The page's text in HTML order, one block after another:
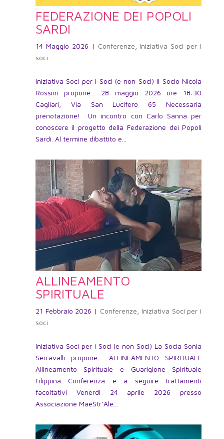
FEDERAZIONE DEI POPOLI
SARDI
14 Maggio 2026 | Conferenze
Iniziativa Soci per i
soci
Iniziativa Soci per i Soci (e non Soci) Il Socio Nicola
Rossini propone… 28 maggio 2026 ore 18:30
Cagliari, Via San Lucifero 65 Necessaria
prenotazione! Un incontro con Carlo Sanna per
conoscere il progetto della Federazione dei Popoli
Sardi. Al termine dibattito e...
ALLINEAMENTO
SPIRITUALE
21 Febbraio 2026 | Conferenze
Iniziativa Soci per i
soci
Iniziativa Soci per i Soci (e non Soci) La Socia Sonia
Serravalli propone… ALLINEAMENTO SPIRITUALE
Allineamento Spirituale e Guarigione Spirituale
Filippina Conferenza e a seguire trattamenti
facoltativi Venerdì 24 aprile 2026 presso
Associazione MaeStr’Ale...